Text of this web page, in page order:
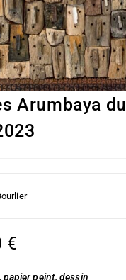
Arumbaya du
€
peint, dessin